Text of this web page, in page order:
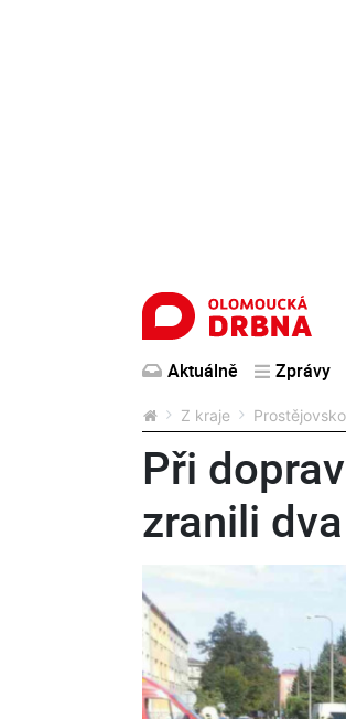
Aktuálně Zprávy
Z kraje Prostějovsko
Při
zranili